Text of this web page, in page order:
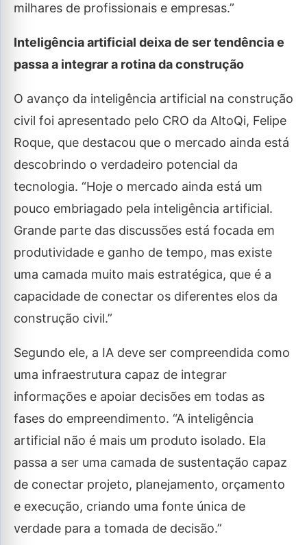
milhares de profissionais e empresas.”
Inteligência artificial deixa de ser tendência e
passa a integrar a rotina da construção
O avanço da inteligência artificial na construção
civil foi apresentado pelo CRO da AltoQi, Felipe
Roque, que destacou que o mercado ainda está
descobrindo o verdadeiro potencial da
tecnologia. “Hoje o mercado ainda está um
pouco embriagado pela inteligência artificial.
Grande parte das discussões está focada em
produtividade e ganho de tempo, mas existe
uma camada muito mais estratégica, que é a
capacidade de conectar os diferentes elos da
construção civil.”
Segundo ele, a IA deve ser compreendida como
uma infraestrutura capaz de integrar
informações e apoiar decisões em todas as
fases do empreendimento. “A inteligência
artificial não é mais um produto isolado. Ela
passa a ser uma camada de sustentação capaz
de conectar projeto, planejamento, orçamento
e execução, criando uma fonte única de
verdade para a tomada de decisão.”